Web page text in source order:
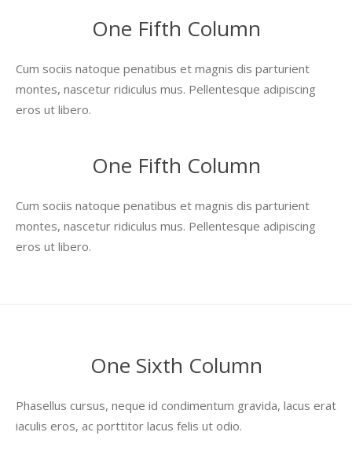
One Fifth Column
Cum sociis natoque penatibus et magnis dis parturient
montes, nascetur ridiculus mus. Pellentesque adipiscing
eros ut libero.
One Fifth Column
Cum sociis natoque penatibus et magnis dis parturient
montes, nascetur ridiculus mus. Pellentesque adipiscing
eros ut libero.
One Sixth Column
Phasellus cursus, neque id condimentum gravida, lacus erat
iaculis eros, ac porttitor lacus felis ut odio.